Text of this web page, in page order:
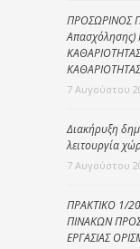
ΠΡΟΣΩΡΙΝΟΣ
7 Αυγούστου
Διακήρυξη
λειτουργία
7 Αυγούστου
ΠΡΑΚΤΙΚΟ 1/
ΠΙΝΑΚΩΝ
ΕΡΓΑΣΙΑΣ